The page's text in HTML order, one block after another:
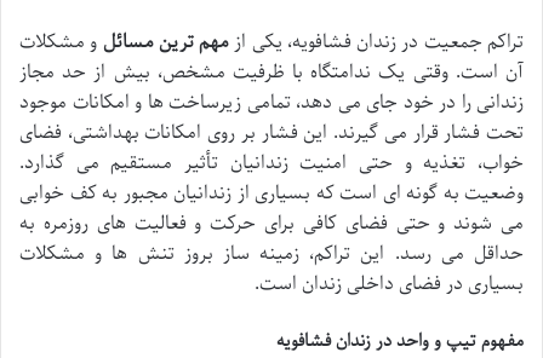
تراکم جمعیت در زندان فشافویه، یکی ازمهم ترین مسائل و مشکلات
آن است. وقتی یک ندامتگاه با ظرفیت مشخص، بیش از حد مجاز
زندانی را در خود جای می دهد، تمامی زیرساخت ها و امکانات موجود
تحت فشار قرار می گیرند. این فشار بر روی امکانات بهداشتی، فضای
خواب، تغذیه و حتی امنیت زندانیان تأثیر مستقیم می گذارد.
وضعیت به گونه ای است که بسیاری از زندانیان مجبور به کف خوابی
می شوند و حتی فضای کافی برای حرکت و فعالیت های روزمره به
حداقل می رسد. این تراکم، زمینه ساز بروز تنش ها و مشکلات
بسیاری در فضای داخلی زندان است.
مفهوم تیپ و واحد در زندان فشافویه